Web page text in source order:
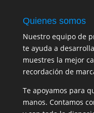
Quienes somos
Nuestro equipo de
te ayuda a
muestres la mejor
recordación de
Te apoyamos para
manos. Contamos